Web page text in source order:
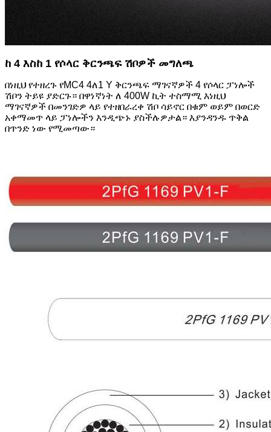
ከ 4 እስከ 1 የሶላር ቅርንጫፍ ሽቦዎች መግለጫ
በነዚህ የተዘረጉ የMC4 4ለ1 Y ቅርንጫፍ ማገናኛዎች 4 የሶላር ፓነሎች
ሽቦን ትይዩ ያድርጉ። በዋነኛነት ለ 400W ኪት ተስማሚ እነዚህ
ማገናኛዎች በመንገድዎ ላይ የተዘበራረቀ ሽቦ ሳይኖር በቁም ወይም በወርድ
አቀማመጥ ላይ ፓነሎችን እንዲጭኑ ያስችሉዎታል። እያንዳንዱ ጥቅል
በጥንድ ነው የሚመጣው።